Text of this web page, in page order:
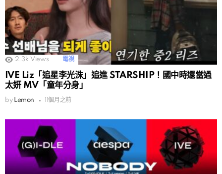
2.3k Views 電視
IVE Liz「追星李光洙」追進 STARSHIP！國中時還當過
太妍 MV「童年分身」
by Lemon 11個月之前